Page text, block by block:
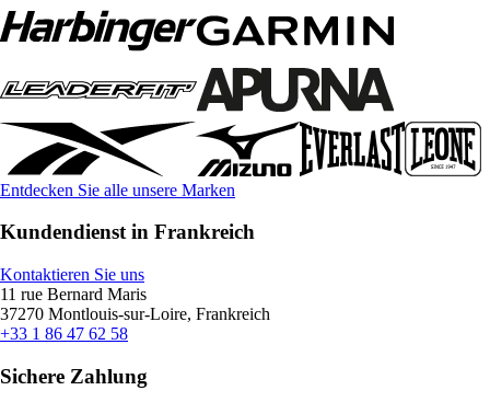
Entdecken Sie alle unsere Marken
Kundendienst in Frankreich
Kontaktieren Sie uns
11 rue Bernard Maris
37270 Montlouis-sur-Loire, Frankreich
+33 1 86 47 62 58
Sichere Zahlung